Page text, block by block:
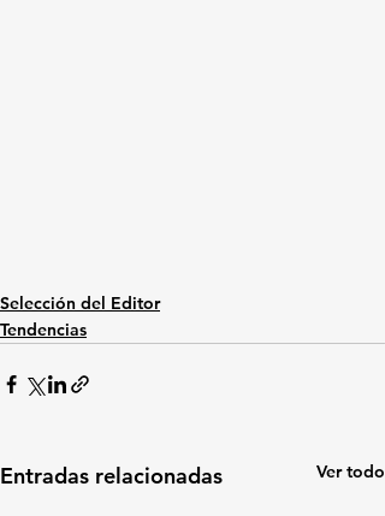
Selección del Editor
Tendencias
Entradas relacionadas Ver todo